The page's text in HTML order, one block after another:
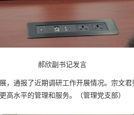
郝欣副书记发言
，通报了近期调研工作开展情况。宗文
高水平的管理和服务。（管理党支部）